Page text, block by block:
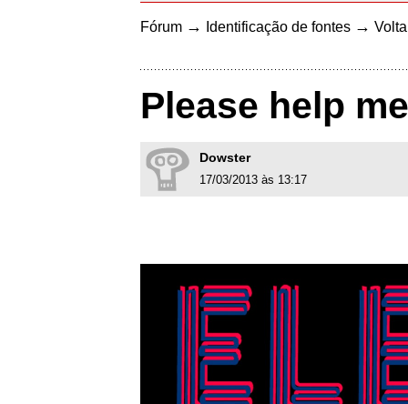
Fórum → Identificação de fontes →
Please help
Dowster
17/03/2013 às 13:17